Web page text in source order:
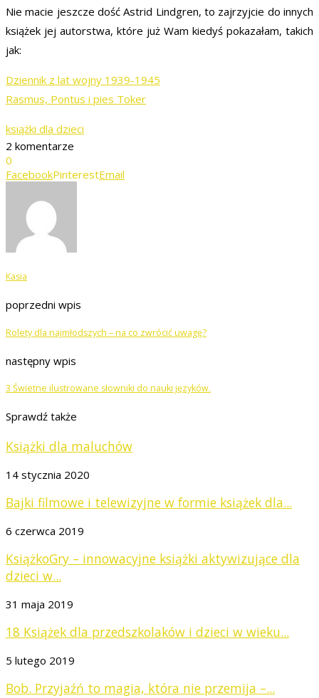
Nie macie jeszcze dość Astrid Lindgren, to zajrzyjcie do innych
książek jej autorstwa, które już Wam kiedyś pokazałam, takich
jak:
Dziennik z lat wojny 1939-1945
Rasmus, Pontus i pies Toker
książki dla dzieci
2 komentarze
0
FacebookPinterestEmail
Kasia
poprzedni wpis
Rolety dla najmłodszych – na co zwrócić uwagę?
następny wpis
3 Świetne ilustrowane słowniki do nauki języków.
Sprawdź także
Książki dla maluchów
14 stycznia 2020
Bajki filmowe i telewizyjne w formie książek dla...
6 czerwca 2019
KsiążkoGry – innowacyjne książki aktywizujące dla
dzieci w...
31 maja 2019
18 Książek dla przedszkolaków i dzieci w wieku...
5 lutego 2019
Bob. Przyjaźń to magia, która nie przemija –...